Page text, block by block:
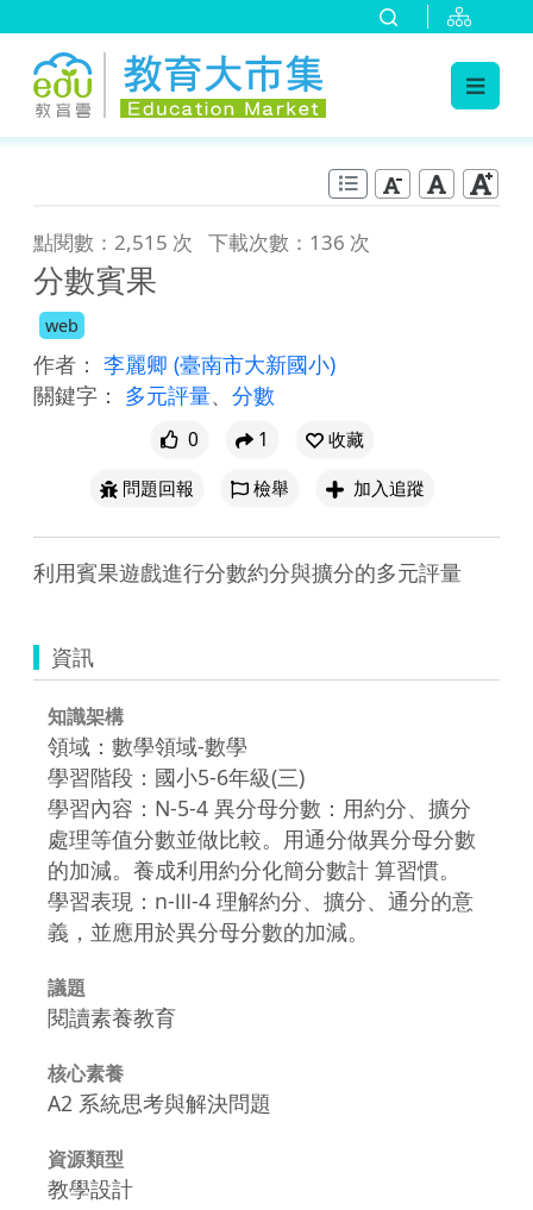
點閱數：2,515 次 下載次數：136 次
分數賓果
web
作者： 李麗卿 (臺南市大新國小)
關鍵字： 多元評量、 分數
0 1
收藏
問題回報
檢舉 加入追蹤
利用賓果遊戲進行分數約分與擴分的多元評量
資訊
知識架構
領域：數學領域-數學
學習階段：國小5-6年級(三)
學習內容：N-5-4 異分母分數：用約分、擴分
處理等值分數並做比較。用通分做異分母分數
的加減。養成利用約分化簡分數計 算習慣。
學習表現：n-Ⅲ-4 理解約分、擴分、通分的意
義，並應用於異分母分數的加減。
議題
閱讀素養教育
核心素養
A2 系統思考與解決問題
資源類型
教學設計